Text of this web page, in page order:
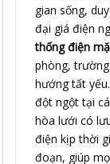
gian sống,
đại giá điện
thống điện
phòng,
hướng tất
đột ngột tại
hòa lưới có
điện kịp thời
đoạn, giúp